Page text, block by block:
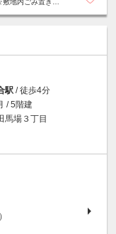
地内ごみ置き場有
駅 / 徒歩4分
/ 5階建
馬場３丁目
）